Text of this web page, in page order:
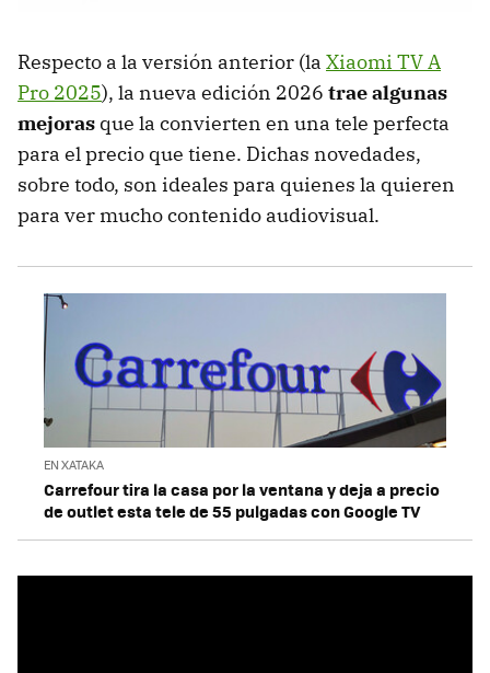
Respecto a la versión anterior (la Xiaomi TV A
Pro 2025), la nueva edición 2026 trae algunas
mejoras que la convierten en una tele perfecta
para el precio que tiene. Dichas novedades,
sobre todo, son ideales para quienes la quieren
para ver mucho contenido audiovisual.
EN XATAKA
Carrefour tira la casa por la ventana y deja a precio
de outlet esta tele de 55 pulgadas con Google TV